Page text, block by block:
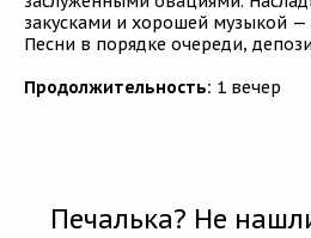
закусками и хорошей музыкой
Песни в порядке очереди,
Продолжительность: 1 вечер
Печалька? Не